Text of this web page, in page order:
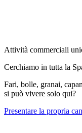
Attività commerciali
Cerchiamo in tutta la
Fari, bolle, granai,
si può vivere solo qui?
Presentare la propria